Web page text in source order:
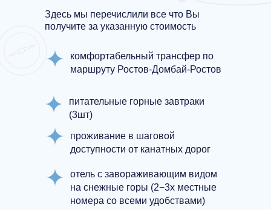
Здесь мы перечислили все что Вы
получите за указанную стоимость
комфортабельный трансфер по
маршруту Ростов-Домбай-Ростов
проживание в шаговой
доступности от канатных дорог
отель с завораживающим видом
на снежные горы (2−3х местные
номера со всеми удобствами)
питательные горные завтраки
(3шт)